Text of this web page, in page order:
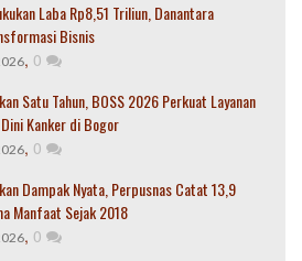
Laba Rp8,51 Triliun, Danantara
Bisnis
, 0
Satu Tahun, BOSS 2026 Perkuat Layanan
Kanker di Bogor
, 0
Dampak Nyata, Perpusnas Catat 13,9
Manfaat Sejak 2018
, 0